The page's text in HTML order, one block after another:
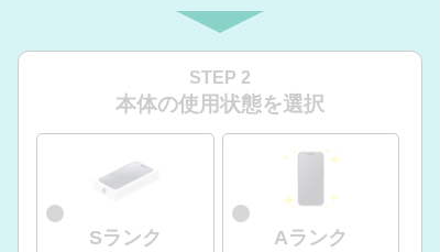
STEP 2
本体の使用状態を選択
Sランク Aランク